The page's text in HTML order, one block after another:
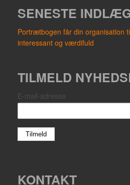
SENESTE
Portrætbogen får din organisation
interessant og værdifuld
TILMELD
E-mail-adresse
KONTAKT